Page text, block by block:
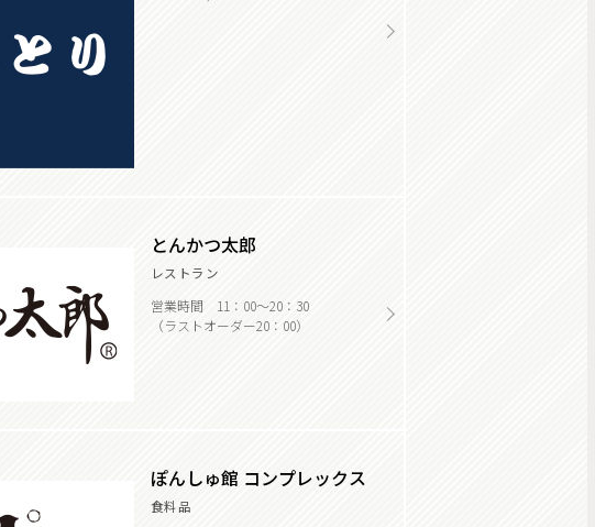
とんかつ太郎
レストラン
営業時間 11：00～20：30
（ラストオーダー20：00）
ぽんしゅ館 コンプレックス
食料品